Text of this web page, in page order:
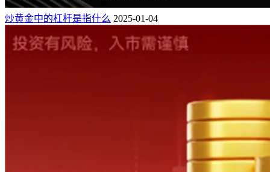
炒黄金中的杠杆是指什么 2025-01-04